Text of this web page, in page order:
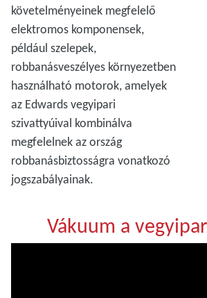
követelményeinek megfelelő
elektromos komponensek,
például szelepek,
robbanásveszélyes környezetben
használható motorok, amelyek
az Edwards vegyipari
szivattyúival kombinálva
megfelelnek az ország
robbanásbiztosságra vonatkozó
jogszabályainak.
Vákuum a